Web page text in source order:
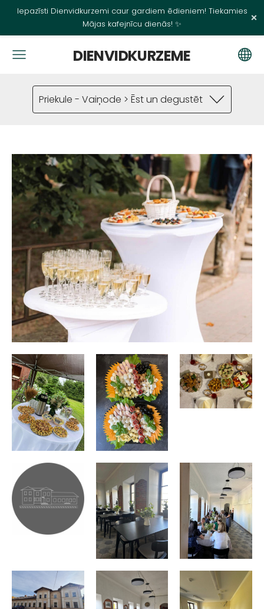
Iepazīsti Dienvidkurzemi caur gardiem ēdieniem! Tiekamies
Mājas kafejnīcu dienās! ✨
×
DIENVIDKURZEME
Priekule - Vaiņode > Ēst un degustēt